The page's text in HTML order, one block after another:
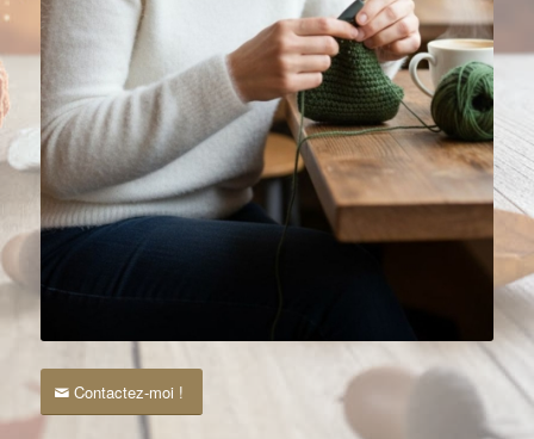
Contactez-moi !